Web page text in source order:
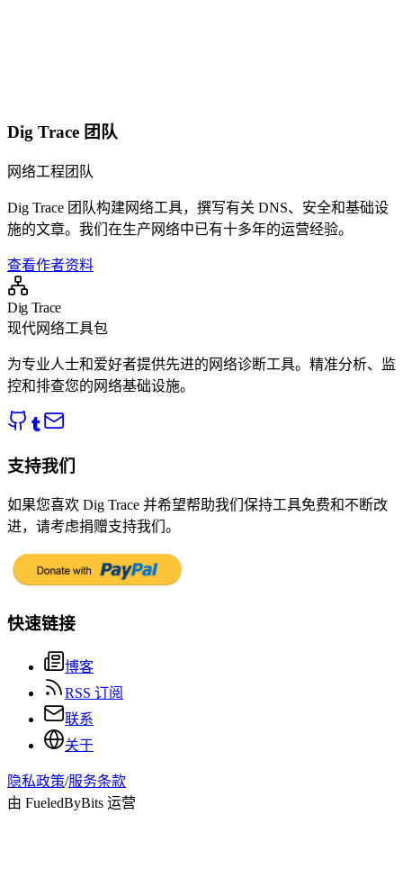
Dig Trace 团队
网络工程团队
Dig Trace 团队构建网络工具，撰写有关 DNS、安全和基础设
施的文章。我们在生产网络中已有十多年的运营经验。
查看作者资料
Dig Trace
现代网络工具包
为专业人士和爱好者提供先进的网络诊断工具。精准分析、监
控和排查您的网络基础设施。
支持我们
如果您喜欢 Dig Trace 并希望帮助我们保持工具免费和不断改
进，请考虑捐赠支持我们。
快速链接
博客
RSS 订阅
联系
关于
隐私政策/服务条款
由 FueledByBits 运营